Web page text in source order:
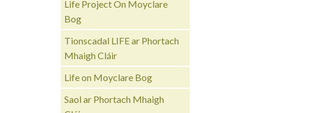
Life Project On Moyclare
Bog
Tionscadal LIFE ar Phortach
Mhaigh Cláir
Life on Moyclare Bog
Saol ar Phortach Mhaigh